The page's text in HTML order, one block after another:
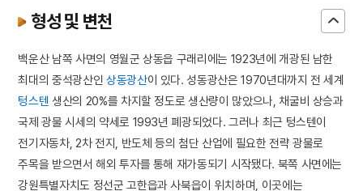
형성 및 변천
백운산 남쪽 사면의 영월군 상동읍 구래리에는 1923년에 개광된 남한
최대의 중석광산인 상동광산이 있다. 성동광산은 1970년대까지 전 세계
텅스텐 생산의 20%를 차지할 정도로 생산량이 많았으나, 채굴비 상승과
국제 광물 시세의 약세로 1993년 폐광되었다. 그러나 최근 텅스텐이
전기자동차, 2차 전지, 반도체 등의 첨단 산업에 필요한 전략 광물로
주목을 받으면서 해외 투자를 통해 재가동되기 시작됐다. 북쪽 사면에는
강원특별자치도 정선군 고한읍과 사북읍이 위치하며, 이곳에는